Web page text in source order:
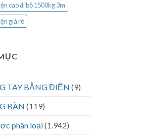
cao đi bộ 1500kg 3m
giá rẻ
TAY BẰNG ĐIỆN (9)
BÀN (119)
phân loại(1.942)